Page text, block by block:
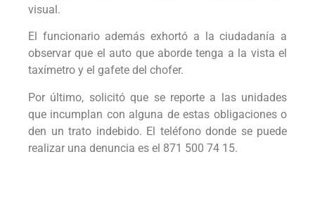
visual.
El funcionario además exhortó a la ciudadanía a
observar que el auto que aborde tenga a la vista el
taxímetro y el gafete del chofer.
Por último, solicitó que se reporte a las unidades
que incumplan con alguna de estas obligaciones o
den un trato indebido. El teléfono donde se puede
realizar una denuncia es el 871 500 74 15.